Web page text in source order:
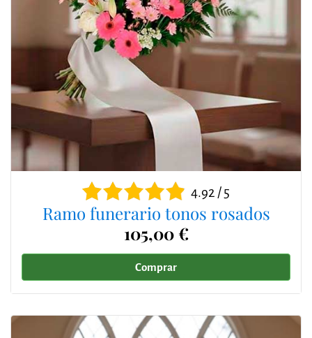
4.92 / 5
Ramo funerario tonos rosados
105,00 €
Comprar